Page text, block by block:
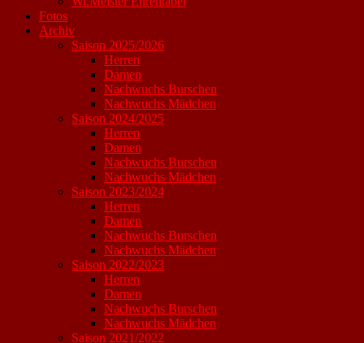
Fotos
Archiv
Saison 2025/2026
Herren
Damen
Nachwuchs Burschen
Nachwuchs Mädchen
Saison 2024/2025
Herren
Damen
Nachwuchs Burschen
Nachwuchs Mädchen
Saison 2023/2024
Herren
Damen
Nachwuchs Burschen
Nachwuchs Mädchen
Saison 2022/2023
Herren
Damen
Nachwuchs Burschen
Nachwuchs Mädchen
Saison 2021/2022